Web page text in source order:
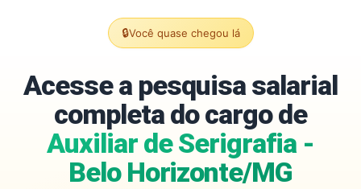
🔒Você quase chegou lá
Acesse a pesquisa salarial
completa do cargo de
Auxiliar de Serigrafia -
Belo Horizonte/MG